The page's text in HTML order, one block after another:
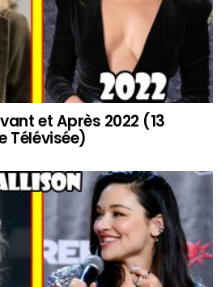
et Après 2022 (13
Télévisée)